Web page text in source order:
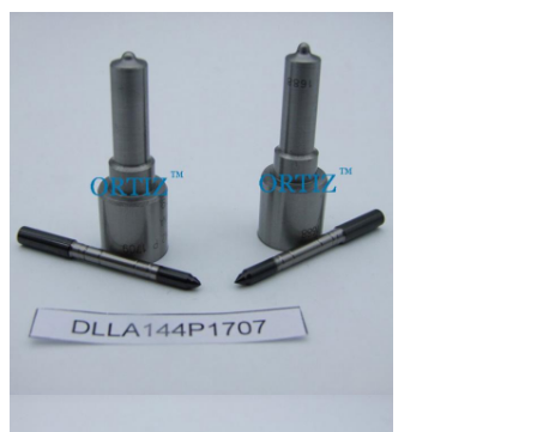
01/2006-
Dongfeng DFL 4181A 8.9D 375kW
Dongfeng DFL 4251A 8.9D 375kW
Dongfeng DFL 65518-10 8.9D
375kW 01/2006-
Dongfeng DFZ 5251GJBA1 8.9D
375kW 01/2006-
14
ORTIZ